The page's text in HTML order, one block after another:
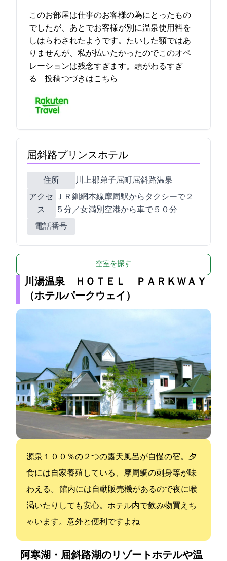
このお部屋は仕事のお客様の為にとったもの
でしたが、あとでお客様が別に温泉使用料を
しはらわされたようです。たいした額ではあ
りませんが、私が払いたかったのでこのオペ
レーションは残念すぎます。頭がわるすぎ
る… 2021-11-12 10:33:33投稿つづきはこちら
屈斜路プリンスホテル
住所
川上郡弟子屈町屈斜路温泉
アクセ
ス
ＪＲ釧網本線摩周駅からタクシーで２
５分／女満別空港から車で５０分
電話番号
空室を探す
川湯温泉 ＨＯＴＥＬ ＰＡＲＫＷＡＹ
（ホテルパークウェイ）
源泉１００％の２つの露天風呂が自慢の宿。夕
食には自家養殖している、摩周鯛の刺身等が味
わえる。 館内には自動販売機があるので夜に喉
渇いたりしても安心。ホテル内で飲み物買えち
ゃいます。意外と便利ですよね
阿寒湖・屈斜路湖のリゾートホテルや温